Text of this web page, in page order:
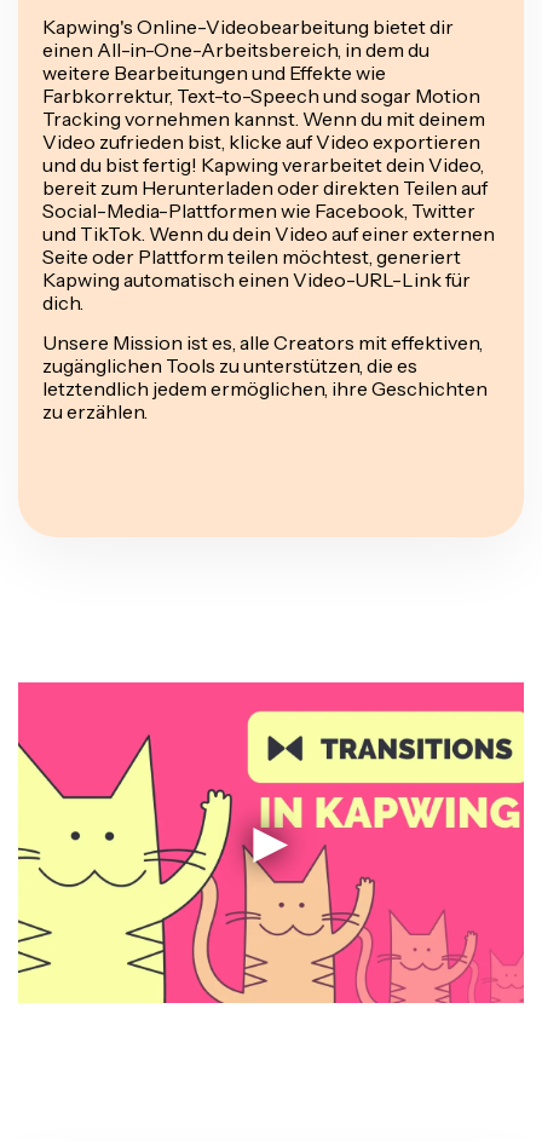
Kapwing's Online-Videobearbeitung bietet dir
einen All-in-One-Arbeitsbereich, in dem du
weitere Bearbeitungen und Effekte wie
Farbkorrektur, Text-to-Speech und sogar Motion
Tracking vornehmen kannst. Wenn du mit deinem
Video zufrieden bist, klicke auf Video exportieren
und du bist fertig! Kapwing verarbeitet dein Video,
bereit zum Herunterladen oder direkten Teilen auf
Social-Media-Plattformen wie Facebook, Twitter
und TikTok. Wenn du dein Video auf einer externen
Seite oder Plattform teilen möchtest, generiert
Kapwing automatisch einen Video-URL-Link für
dich.
Unsere Mission ist es, alle Creators mit effektiven,
zugänglichen Tools zu unterstützen, die es
letztendlich jedem ermöglichen, ihre Geschichten
zu erzählen.